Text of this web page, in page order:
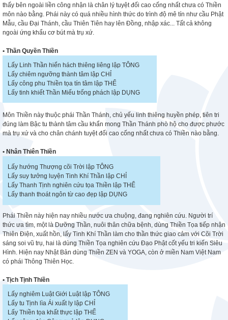
thấy bên ngoài liền công nhận là chân lý tuyệt đối cao cống nhất chưa có Thiền
môn nào bằng. Phái này có quá nhiều hình thức do trình độ mê tín như cầu Phật
Mẫu, cầu Đại Thánh, cầu Thiên Tiên hay lên Đồng, nhập xác... Tất cả không
ngoài ứng khẩu cơ bút mà trụ xứ.
• Thần Quyền Thiền
Lấy Linh Thần hiển hách thiêng liêng lập TÔNG
Lấy chiêm ngưỡng thành tâm lập CHỈ
Lấy công phu Thiền tọa tín tâm lập THỂ
Lấy tinh khiết Thần Miếu trống phách lập DỤNG
Môn Thiền này thuộc phái Thần Thánh, chủ yếu linh thiêng huyền phép, tiên tri
đúng làm Bậc tu thành tâm cầu khẩn mong Thần Thánh phò hộ cho được phước
mà trụ xứ và cho chân chánh tuyệt đối cao cống nhất chưa có Thiền nào bằng.
• Nhân Thiên Thiền
Lấy hướng Thượng cõi Trời lập TÔNG
Lấy suy tưởng luyện Tinh Khí Thần lập CHỈ
Lấy Thanh Tịnh nghiên cứu tọa Thiền lập THỂ
Lấy thanh thoát ngôn từ cao đẹp lập DỤNG
Phái Thiền này hiện nay nhiều nước ưa chuộng, đang nghiên cứu. Người trí
thức ưa tìm, một là Dưỡng Thần, nuôi thân chữa bệnh, dùng Thiền Tọa tiếp nhận
Thiên Điện, xuất hồn, lấy Tinh Khí Thần làm cho thần thức giao cảm với Cõi Trời
sáng soi vũ trụ, hai là dùng Thiền Tọa nghiên cứu Đạo Phật cốt yếu tri kiến Siêu
Hình. Hiện nay Nhật Bản dùng Thiền ZEN và YOGA, còn ở miền Nam Việt Nam
có phái Thông Thiên Học.
• Tịch Tịnh Thiền
Lấy nghiêm Luật Giới Luật lập TÔNG
Lấy tu Tịnh lìa Ái xuất ly lập CHỈ
Lấy Thiền tọa khất thực lập THỂ